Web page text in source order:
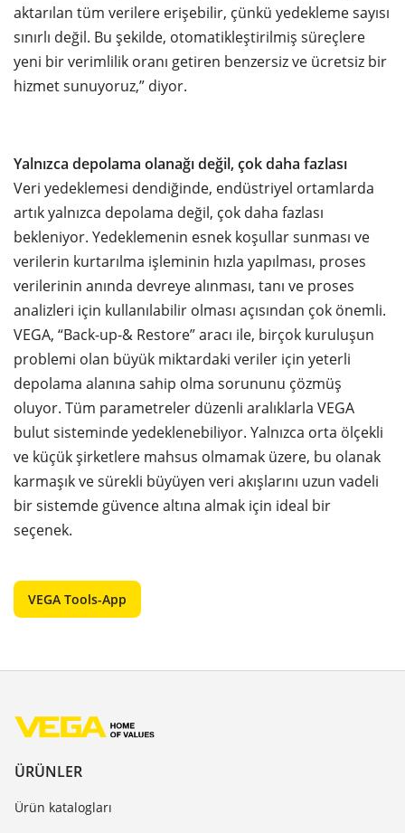
aktarılan tüm verilere erişebilir, çünkü yedekleme sayısı
sınırlı değil. Bu şekilde, otomatikleştirilmiş süreçlere
yeni bir verimlilik oranı getiren benzersiz ve ücretsiz bir
hizmet sunuyoruz,” diyor.
Yalnızca depolama olanağı değil, çok daha fazlası
Veri yedeklemesi dendiğinde, endüstriyel ortamlarda
artık yalnızca depolama değil, çok daha fazlası
bekleniyor. Yedeklemenin esnek koşullar sunması ve
verilerin kurtarılma işleminin hızla yapılması, proses
verilerinin anında devreye alınması, tanı ve proses
analizleri için kullanılabilir olması açısından çok önemli.
VEGA, “Back-up-& Restore” aracı ile, birçok kuruluşun
problemi olan büyük miktardaki veriler için yeterli
depolama alanına sahip olma sorununu çözmüş
oluyor. Tüm parametreler düzenli aralıklarla VEGA
bulut sisteminde yedeklenebiliyor. Yalnızca orta ölçekli
ve küçük şirketlere mahsus olmamak üzere, bu olanak
karmaşık ve sürekli büyüyen veri akışlarını uzun vadeli
bir sistemde güvence altına almak için ideal bir
seçenek.
VEGA Tools-App
ÜRÜNLER
Ürün katalogları